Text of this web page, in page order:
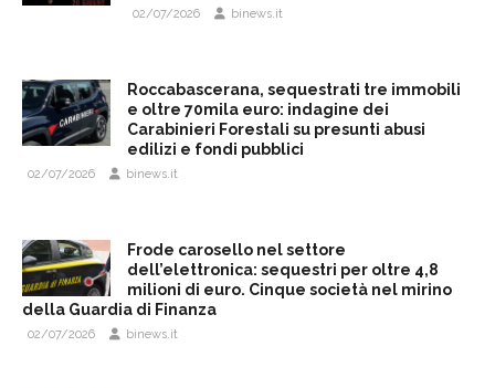
02/07/2026 binews.it
Roccabascerana, sequestrati tre immobili
e oltre 70mila euro: indagine dei
Carabinieri Forestali su presunti abusi
edilizi e fondi pubblici
02/07/2026 binews.it
Frode carosello nel settore
dell’elettronica: sequestri per oltre 4,8
milioni di euro. Cinque società nel mirino
della Guardia di Finanza
02/07/2026 binews.it